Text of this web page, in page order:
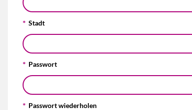
Stadt
Passwort
Passwort wiederholen